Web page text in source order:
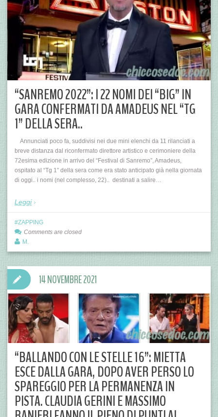
“SANREMO 2022”: I 22 NOMI DEI “BIG” IN
GARA CONFERMATI DA AMADEUS NEL “TG
1” DELLA SERA..
Annunciati poco fa, suddivisi nei due mini elenchi da 11 rilanciati a
breve distanza dal riconfermato direttore artistico e cerimoniere della
72esima edizione in arrivo del “Festival di Sanremo”, Amadeus,
ospitato al “Tg 1” della sera come era stato anticipato già nella giornata
di oggi.. i nomi (nel complesso, 22).. destinati a salire…
Leggi
ZAPPING
Comments are closed
M.
“BALLANDO CON LE STELLE 16”: MIETTA
ESCE DALLA GARA, DOPO AVER PERSO LO
SPAREGGIO PER LA PERMANENZA IN
PISTA. CLAUDIA GERINI E MASSIMO
14 NOVEMBRE 2021